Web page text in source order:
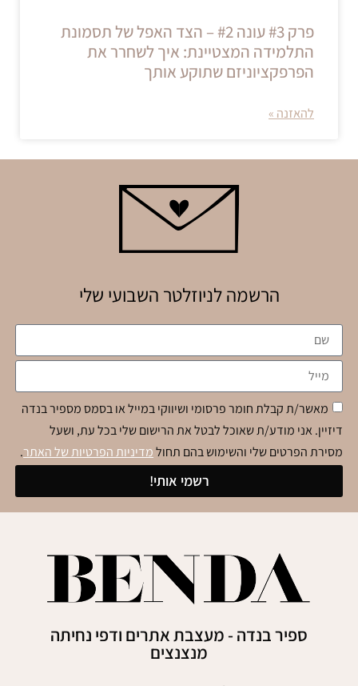
פרק #3 עונה #2 – הצד האפל של תסמונת
התלמידה המצטיינת: איך לשחרר את
הפרפקציוניזם שתוקע אותך
להאזנה »
הרשמה לניוזלטר השבועי שלי
מאשר/ת קבלת חומר פרסומי ושיווקי במייל או בסמס מספיר בנדה
דיזיין. אני מודע/ת שאוכל לבטל את הרישום שלי בכל עת, ושעל
מסירת הפרטים שלי והשימוש בהם תחולמדיניות הפרטיות של האתר.
רשמי אותי!
ספיר בנדה - מעצבת אתרים ודפי נחיתה
מנצנצים